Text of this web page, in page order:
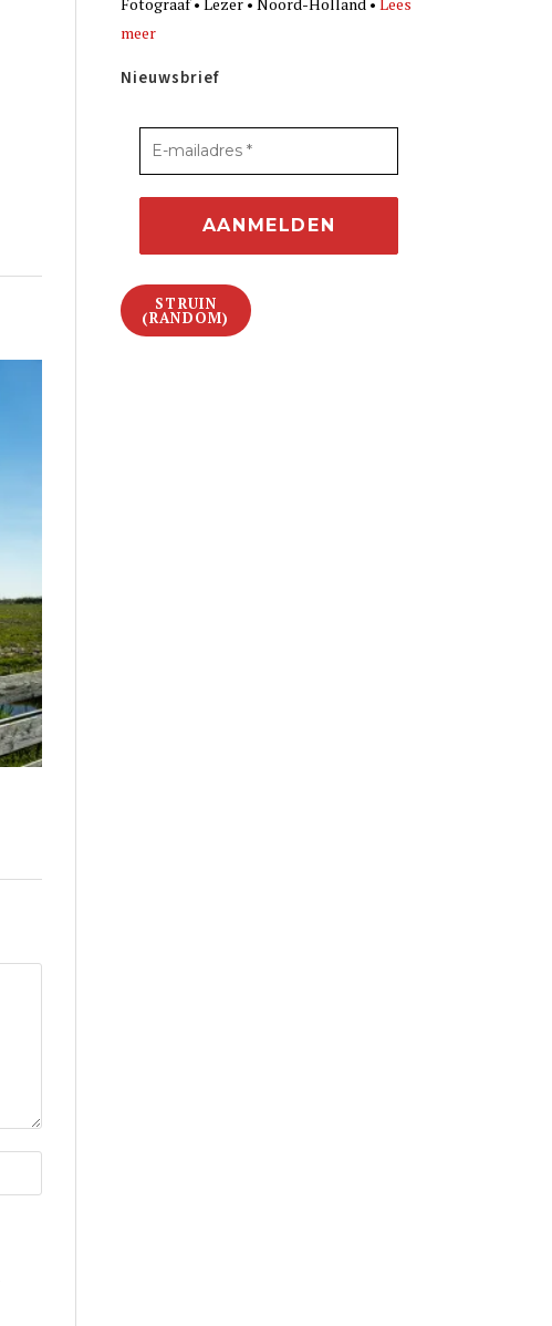
meer
Nieuwsbrief
STRUIN
(RANDOM)